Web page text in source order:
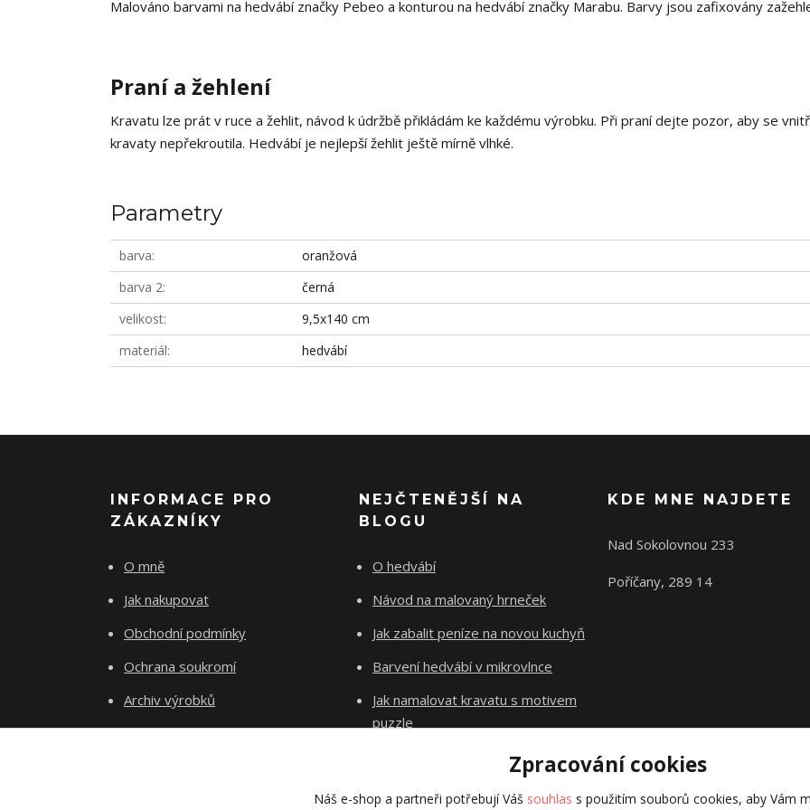
Malováno barvami na hedvábí značky Pebeo a konturou na hedvábí značky Marabu. Barvy jsou zafixovány
Praní a žehlení
Kravatu lze prát v ruce a žehlit, návod k údržbě přikládám ke každému výrobku. Při praní dejte pozor, aby se
kravaty nepřekroutila. Hedvábí je nejlepší žehlit ještě mírně vlhké.
Parametry
barva
oranžová
barva 2
černá
velikost
9,5x140 cm
materiál
hedvábí
INFORMACE PRO
ZÁKAZNÍKY
O mně
Jak nakupovat
Obchodní podmínky
Ochrana soukromí
Archiv výrobků
Kontakty
NEJČTENĚJŠÍ NA
BLOGU
O hedvábí
Návod na malovaný hrneček
Jak zabalit peníze na novou kuchyň
Barvení hedvábí v mikrovlnce
Jak namalovat kravatu s motivem
puzzle
KDE MNE NAJDETE
Nad Sokolovnou 233
Poříčany, 289 14
Původní stránky
Zpracování cookies
Náš e-shop a partneři potřebují Váš souhlas s použitím souborů cookies, aby Vám